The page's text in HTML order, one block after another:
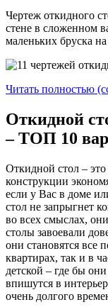
Чертеж откидного
стене в сложенном
маленьких бруска
Читать полностью
Откидной
– ТОП 10
Откидной стол – это
конструкции
если у Вас в доме
стол не запрыгнет
во всех смыслах,
столы завоевали
они становятся все
квартирах, так и в
детской – где бы
впишутся в
очень долгого